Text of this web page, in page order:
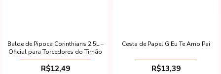
Balde de Pipoca Corinthians 2,5L –
Oficial para Torcedores do Timão
R$12,49
Cesta de Papel G Eu Te Amo Pai
R$13,39